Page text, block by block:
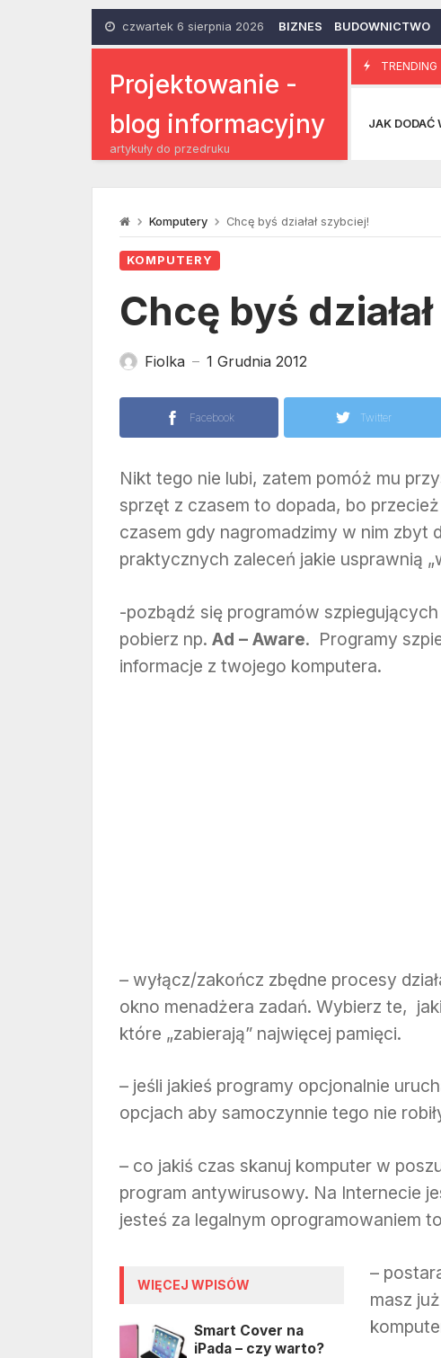
czwartek 6 sierpnia 2026 BIZNES BUDOWNICTWO
Projektowanie -
blog informacyjny
artykuły do przedruku
TRENDING
10 Października 2014 Czym
JAK DODAĆ
Komputery Chcę byś działał szybciej!
KOMPUTERY
Chcę byś
Fiolka — 1 Grudnia 2012
Facebook Twitter
Nikt tego nie lubi, zatem pomóż mu
sprzęt z czasem to dopada, bo
czasem gdy nagromadzimy w nim zbyt
praktycznych zaleceń jakie usprawnią
-pozbądź się programów
pobierz np. Ad – Aware. Programy
informacje z twojego komputera.
– wyłącz/zakończ zbędne procesy
okno menadżera zadań. Wybierz te,
które „zabierają” najwięcej pamięci.
– jeśli jakieś programy opcjonalnie
opcjach aby samoczynnie tego nie
– co jakiś czas skanuj komputer w
program antywirusowy. Na Internecie
jesteś za legalnym oprogramowaniem
WIĘCEJ WPISÓW
Smart Cover na
iPada – czy warto?
–
masz